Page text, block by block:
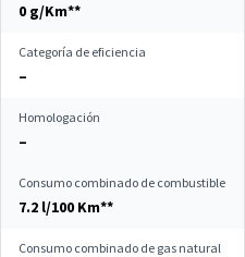
0 g/Km**
Categoría de eficiencia
–
Homologación
–
Consumo combinado de combustible
7.2 l/100 Km**
Consumo combinado de gas natural